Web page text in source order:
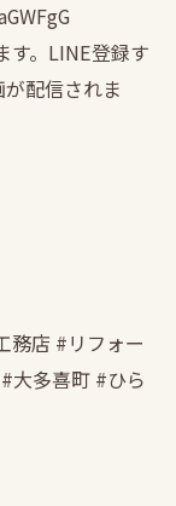
す。LINE登録す
配信されま
務店 #リフォー
大多喜町 #ひら